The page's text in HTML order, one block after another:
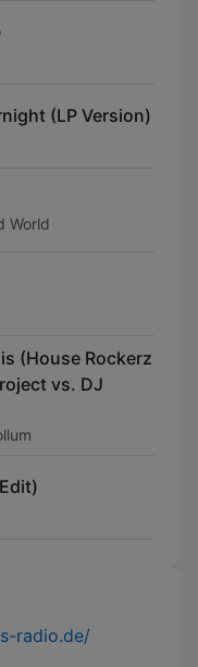
(LP Version)
World
(House Rockerz
vs. DJ
radio.de/